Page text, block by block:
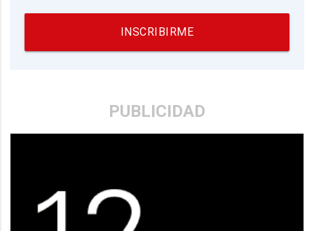
INSCRIBIRME
PUBLICIDAD